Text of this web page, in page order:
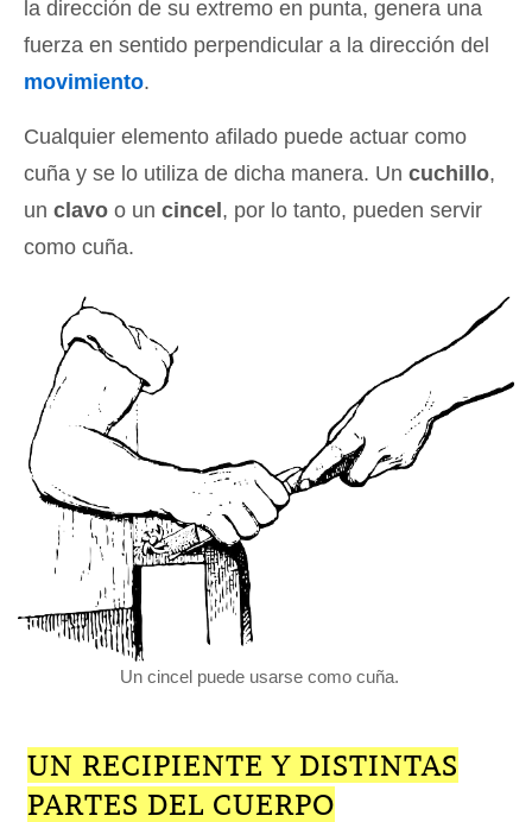
la dirección de su extremo en punta, genera una
fuerza en sentido perpendicular a la dirección del
movimiento.
Cualquier elemento afilado puede actuar como
cuña y se lo utiliza de dicha manera. Un cuchillo,
un clavo o un cincel , por lo tanto, pueden servir
como cuña.
Un cincel puede usarse como cuña.
UN RECIPIENTE Y DISTINTAS
PARTES DEL CUERPO